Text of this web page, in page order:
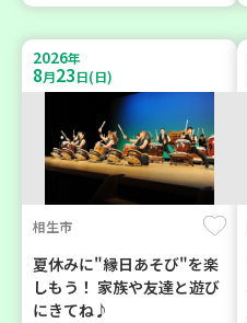
2026年
8月23日(日)
相生市
夏休みに"縁日あそび"を楽
しもう！ 家族や友達と遊び
にきてね♪